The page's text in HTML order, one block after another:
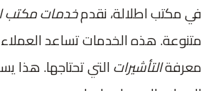
في مكتب اطلالة، نقدمخدمات مكتب
متنوعة. هذه الخدمات تساعد
معرفةالتأشيراتالتي تحتاجها. هذا